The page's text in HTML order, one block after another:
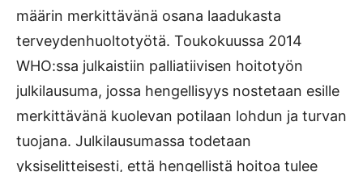
määrin merkittävänä osana laadukasta
terveydenhuoltotyötä. Toukokuussa 2014
WHO:ssa julkaistiin palliatiivisen hoitotyön
julkilausuma, jossa hengellisyys nostetaan esille
merkittävänä kuolevan potilaan lohdun ja turvan
tuojana. Julkilausumassa todetaan
yksiselitteisesti, että hengellistä hoitoa tulee